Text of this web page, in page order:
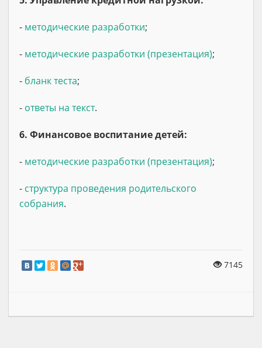
- методические разработки;
- методические разработки (презентация);
- бланк теста;
- ответы на текст.
6. Финансовое воспитание детей:
- методические разработки (презентация);
- структура проведения родительского
собрания.
7145